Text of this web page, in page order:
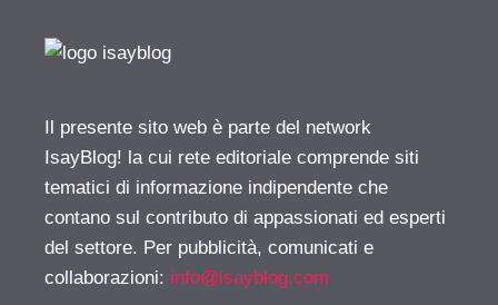
Il presente sito web è parte del network
IsayBlog! la cui rete editoriale comprende siti
tematici di informazione indipendente che
contano sul contributo di appassionati ed esperti
del settore. Per pubblicità, comunicati e
collaborazioni: info@isayblog.com